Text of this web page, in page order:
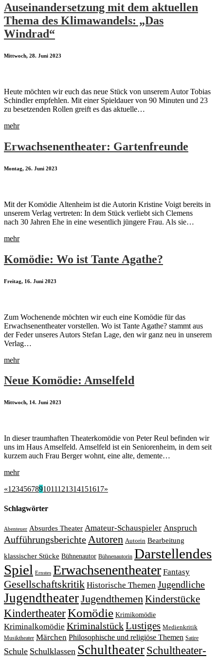
Auseinandersetzung mit dem aktuellen
Thema des Klimawandels: „Das
Windrad“
Mittwoch, 28. Juni 2023
Heute möchten wir euch das neue Stück von unserem Autor Tobias
Schindler empfehlen. Mit einer Spieldauer von 90 Minuten und 23
zu besetzenden Rollen greift es das aktuelle…
mehr
Erwachsenentheater: Gartenfreunde
Montag, 26. Juni 2023
Mit der Komödie Altenheim ist die Autorin Kristine Voigt bereits in
unserem Verlag vertreten: In dem Stück verliebt sich Clemens
nach 30 Jahren Ehe in eine wesentlich jüngere Frau. Als sie…
mehr
Komödie: Wo ist Tante Agathe?
Freitag, 16. Juni 2023
Zum Wochenende möchten wir euch eine Komödie für das
Erwachsenentheater vorstellen. Wo ist Tante Agathe? stammt aus
der Feder unseres Autors Stefan Lage, den wir ganz neu in unserem
Verlag…
mehr
Neue Komödie: Amselfeld
Mittwoch, 14. Juni 2023
In dieser traumhaften Theaterkomödie von Peter Reul befinden wir
uns im Haus Amselfeld. Amselfeld ist ein Seniorenheim, in dem seit
kurzem auch Frau Berger wohnt, eine alte, demente…
mehr
«1234567891011121314151617»
Schlagwörter
Abenteuer Absurdes Theater Amateur-Schauspieler Anspruch
Aufführungsberichte Autoren Autorin Bearbeitung
klassischer Stücke Bühnenautor Bühnenautorin Darstellendes
Spiel Ernstes Erwachsenentheater Fantasy
Gesellschaftskritik Historische Themen Jugendliche
JugendtheaterJugendthemen Kinderstücke
KindertheaterKomödie Krimikomödie
Kriminalkomödie KriminalstückLustiges Medienkritik
Musiktheater Märchen Philosophische und religiöse Themen Satire
Schule Schulklassen Schultheater Schultheater-